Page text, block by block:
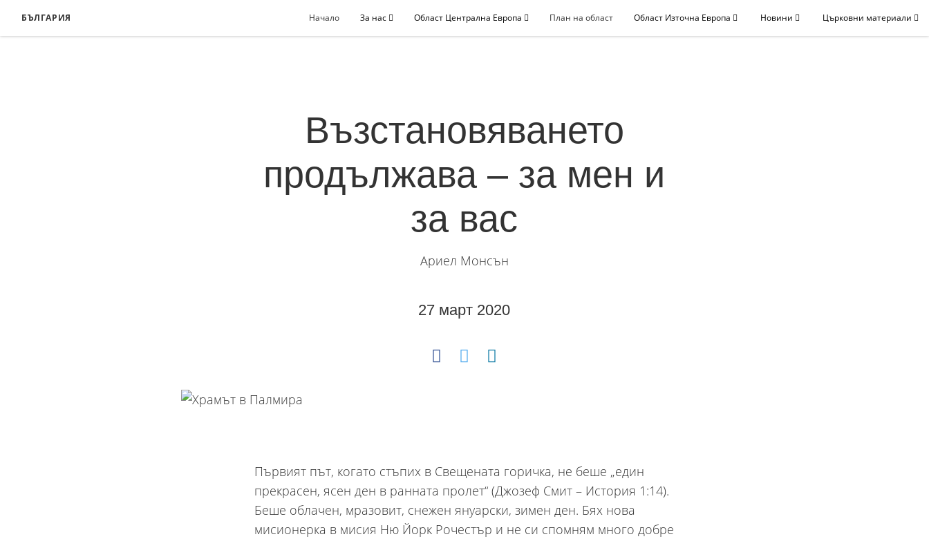
БЪЛГАРИЯ Начало За нас Област Централна Европа План на област Област Източна Европа Новини Църковни материали
Възстановяването
продължава – за мен и
за вас
Ариел Монсън
27 март 2020
Първият път, когато стъпих в Свещената горичка, не беше „един
прекрасен, ясен ден в ранната пролет“ (Джозеф Смит – История 1:14).
Беше облачен, мразовит, снежен януарски, зимен ден. Бях нова
мисионерка в мисия Ню Йорк Рочестър и не си спомням много добре